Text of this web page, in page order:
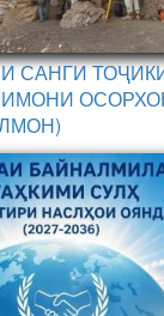
САНГИ